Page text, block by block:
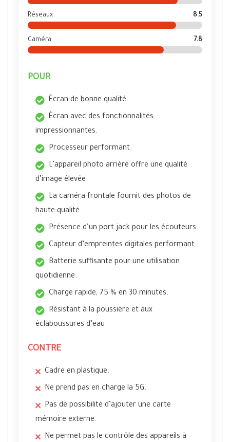
Réseaux 8.5
Caméra 7.8
POUR
Écran de bonne qualité.
Écran avec des fonctionnalités
impressionnantes.
Processeur performant.
L'appareil photo arrière offre une qualité
d’image élevée.
La caméra frontale fournit des photos de
haute qualité.
Présence d’un port jack pour les écouteurs.
Capteur d’empreintes digitales performant.
Batterie suffisante pour une utilisation
quotidienne.
Charge rapide, 75 % en 30 minutes.
Résistant à la poussière et aux
éclaboussures d’eau.
CONTRE
Cadre en plastique.
Ne prend pas en charge la 5G.
Pas de possibilité d’ajouter une carte
mémoire externe.
Ne permet pas le contrôle des appareils à